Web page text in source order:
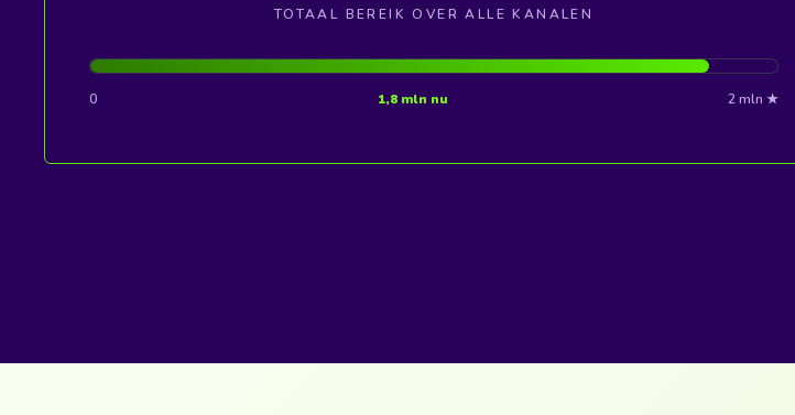
TOTAAL BEREIK OVER ALLE KANALEN
0 1,8 mln nu 2 mln ★